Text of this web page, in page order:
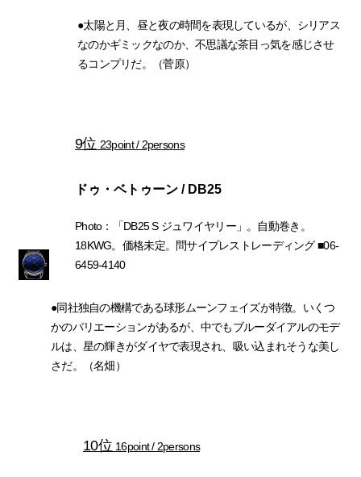
●太陽と月、昼と夜の時間を表現しているが、シリアス
なのかギミックなのか、不思議な茶目っ気を感じさせ
るコンプリだ。（菅原）
9位 23point / 2persons
ドゥ・ベトゥーン / DB25
Photo：「DB25 S ジュワイヤリー」。自動巻き。
18KWG。価格未定。問サイプレストレーディング ■06-
6459-4140
●同社独自の機構である球形ムーンフェイズが特徴。いくつ
かのバリエーションがあるが、中でもブルーダイアルのモデ
ルは、星の輝きがダイヤで表現され、吸い込まれそうな美し
さだ。（名畑）
10位 16point / 2persons